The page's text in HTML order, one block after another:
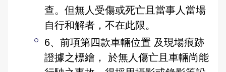
查。但無人受傷或死亡且當事人當場
自行和解者，不在此限。
6、前項第四款車輛位置 及現場痕跡
證據之標繪， 於無人傷亡且車輛尚能